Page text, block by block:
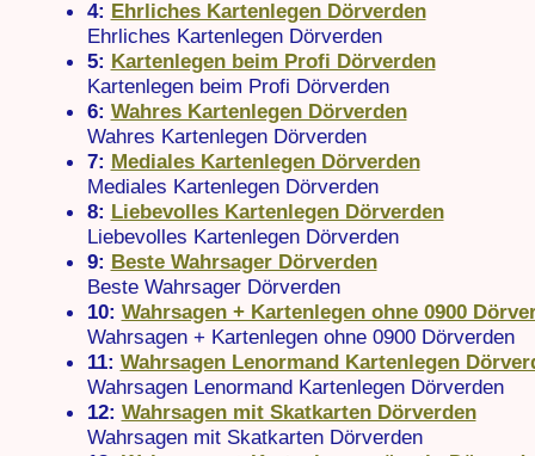
4: Ehrliches Kartenlegen Dörverden
Ehrliches Kartenlegen Dörverden
5: Kartenlegen beim Profi Dörverden
Kartenlegen beim Profi Dörverden
6: Wahres Kartenlegen Dörverden
Wahres Kartenlegen Dörverden
7: Mediales Kartenlegen Dörverden
Mediales Kartenlegen Dörverden
8: Liebevolles Kartenlegen Dörverden
Liebevolles Kartenlegen Dörverden
9: Beste Wahrsager Dörverden
Beste Wahrsager Dörverden
10: Wahrsagen + Kartenlegen ohne 0900
Wahrsagen + Kartenlegen ohne 0900 Dörverden
11: Wahrsagen Lenormand Kartenlegen
Wahrsagen Lenormand Kartenlegen Dörverden
12: Wahrsagen mit Skatkarten Dörverden
Wahrsagen mit Skatkarten Dörverden